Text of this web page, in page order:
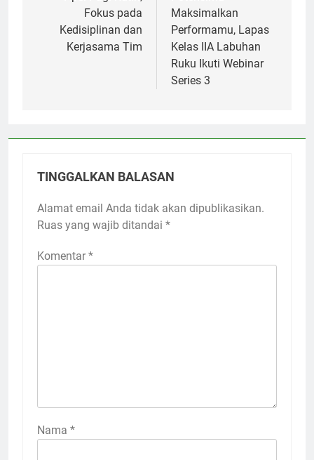
Fokus pada
Kedisiplinan dan
Kerjasama Tim
Maksimalkan
Performamu, Lapas
Kelas IIA Labuhan
Ruku Ikuti Webinar
Series 3
TINGGALKAN BALASAN
Alamat email Anda tidak akan dipublikasikan.
Ruas yang wajib ditandai *
Komentar *
Nama *